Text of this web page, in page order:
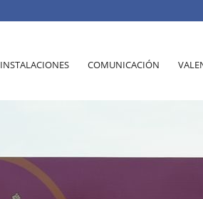
INSTALACIONES COMUNICACIÓN